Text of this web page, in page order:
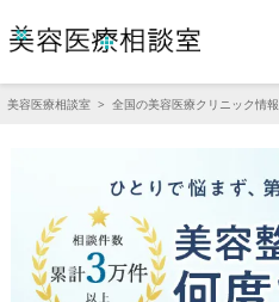
美容医療相談室 > 全国の美容医療クリニック情報